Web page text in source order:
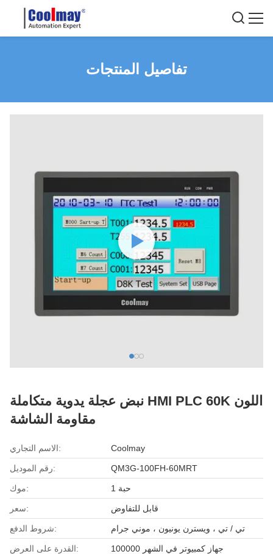
تفاصيل المنتجات
نبض عجلة يدوية متكاملة HMI PLC 60K اللون
مقاومة الشاشة
الاسم التجاري: Coolmay
رقم الموديل: QM3G-100FH-60MRT
موك: 1 حبة
سعر: قابل للتفاوض
شروط الدفع: تي / تي ، ويسترن يونيون ، موني جرام
القدرة على العرض: 100000 جهاز كمبيوتر في الشهر